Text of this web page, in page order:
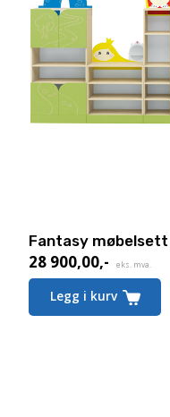
Fantasy
28 900,00,- eks. mva.
Legg i kurv